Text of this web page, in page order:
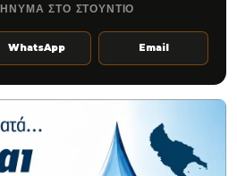
ΣΤΟ ΣΤΟΥΝΤΙΟ
WhatsApp Email